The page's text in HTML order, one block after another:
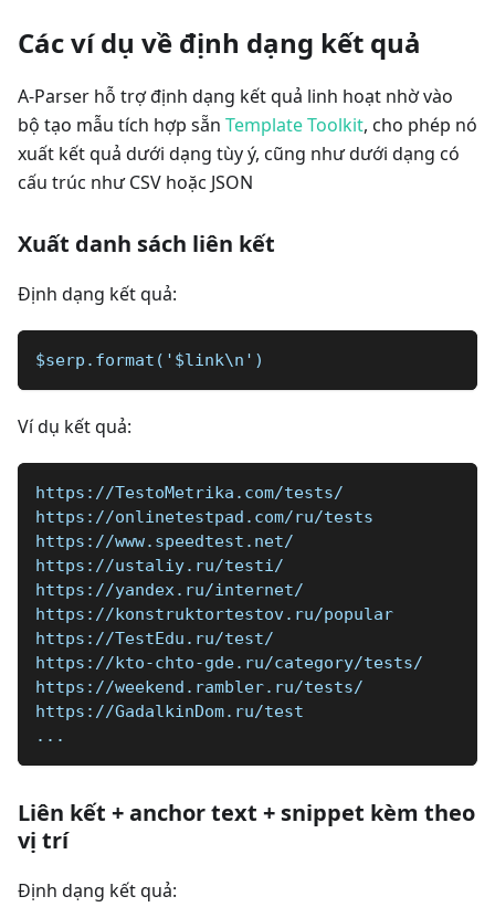
Các ví dụ về định dạng kết quả
A-Parser hỗ trợ định dạng kết quả linh hoạt nhờ vào
bộ tạo mẫu tích hợp sẵn Template Toolkit, cho phép nó
xuất kết quả dưới dạng tùy ý, cũng như dưới dạng có
cấu trúc như CSV hoặc JSON
Xuất danh sách liên kết
Định dạng kết quả:
$serp.format('$link\n')
Ví dụ kết quả:
https://TestoMetrika.com/tests/
https://onlinetestpad.com/ru/tests
https://www.speedtest.net/
https://ustaliy.ru/testi/
https://yandex.ru/internet/
https://konstruktortestov.ru/popular
https://TestEdu.ru/test/
https://kto-chto-gde.ru/category/tests/
https://weekend.rambler.ru/tests/
https://GadalkinDom.ru/test
...
Liên kết + anchor text + snippet kèm theo
vị trí
Định dạng kết quả: